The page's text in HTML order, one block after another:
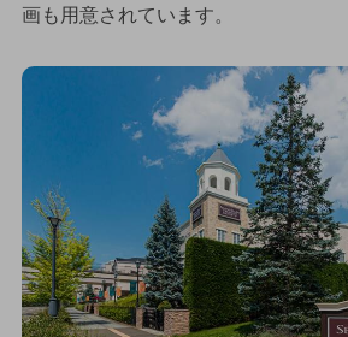
画も用意されています。